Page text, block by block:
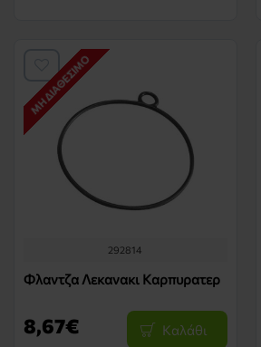
ΜΗ ΔΙΑΘΈΣΙΜΟ
292814
Φλαντζα Λεκανακι Καρπυρατερ
8,67€ Καλάθι